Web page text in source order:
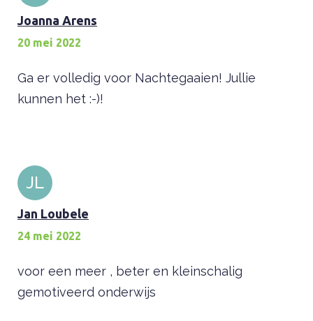
Joanna Arens
20 mei 2022
Ga er volledig voor Nachtegaaien! Jullie
kunnen het :-)!
JL
Jan Loubele
24 mei 2022
voor een meer , beter en kleinschalig
gemotiveerd onderwijs